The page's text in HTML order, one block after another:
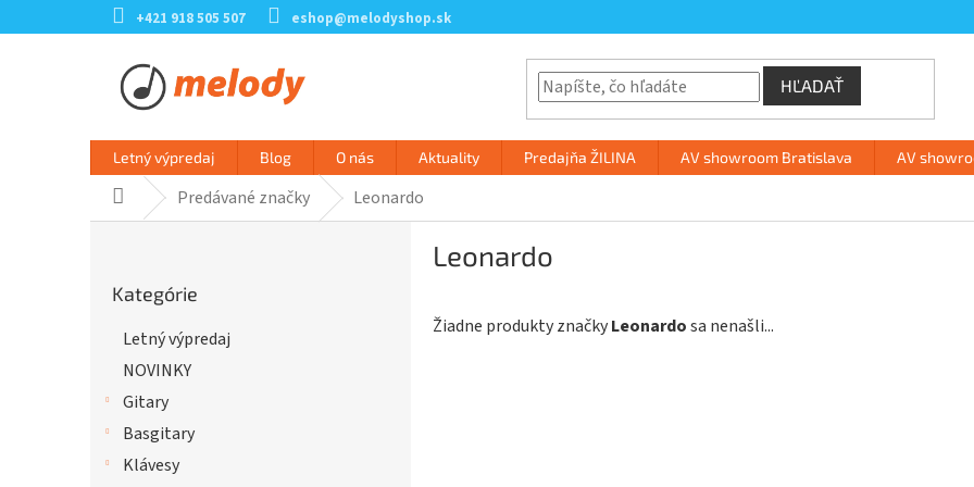
na
+421 918 505 507 eshop@melodyshop.sk
HĽADAŤ
Letný výpredaj Blog O nás Aktuality Predajňa ŽILINA AV showroom Bratislava AV
DomovPredávané značky Leonardo
kategórie
Kategórie
Letný výpredaj
NOVINKY
Gitary
Basgitary
Klávesy
Leonardo
Žiadne produkty značkyLeonardosa nenašli...